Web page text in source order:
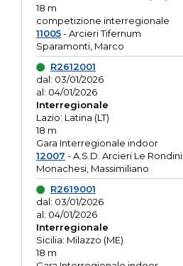
18 m
competizione interregionale
11005- Arcieri Tifernum
Sparamonti, Marco
R2612001
dal: 03/01/2026
al: 04/01/2026
Interregionale
Lazio: Latina (LT)
18 m
Gara Interregionale indoor
12007 - A.S.D. Arcieri Le Rondini
Monachesi, Massimiliano
R2619001
dal: 03/01/2026
al: 04/01/2026
Interregionale
Sicilia: Milazzo (ME)
18 m